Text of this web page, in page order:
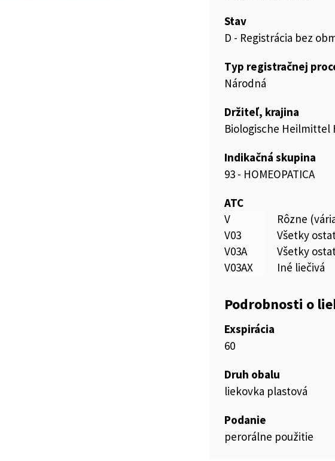
Stav
D - Registrácia bez
Typ registračnej
Národná
Držiteľ, krajina
Biologische Heilmittel
Indikačná skupina
93 - HOMEOPATICA
ATC
V
Rôzne
V03
Všetky
V03A
Všetky
V03AX
Iné liečivá
Podrobnosti o
Exspirácia
60
Druh obalu
liekovka plastová
Podanie
perorálne použitie